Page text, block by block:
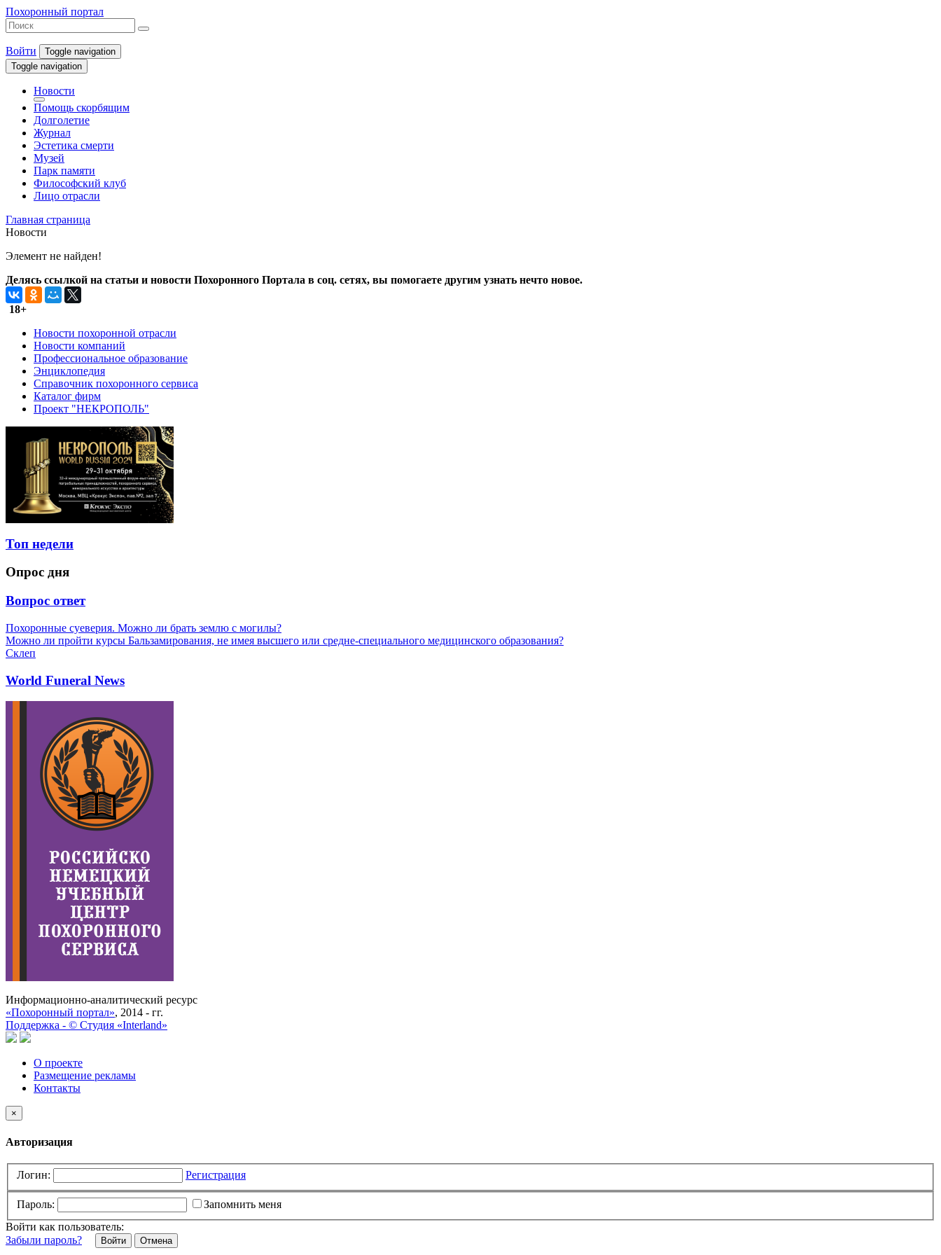
Похоронный портал
Войти
Toggle navigation
Toggle navigation
Новости
Помощь скорбящим
Долголетие
Журнал
Эстетика смерти
Музей
Парк памяти
Философский клуб
Лицо отрасли
Главная страница
Новости
Элемент не найден!
Делясь ссылкой на статьи и новости Похоронного Портала в соц. сетях, вы помогаете другим узнать нечто новое.
18+
Новости похоронной отрасли
Новости компаний
Профессиональное образование
Энциклопедия
Справочник похоронного сервиса
Каталог фирм
Проект "НЕКРОПОЛЬ"
Топ недели
Опрос дня
Вопрос ответ
Похоронные суеверия. Можно ли брать землю с могилы?
Можно ли пройти курсы Бальзамирования, не имея высшего или средне-специального медицинского образования?
Склеп
World Funeral News
Информационно-аналитический ресурс
«Похоронный портал», 2014 - гг.
Поддержка - © Cтудия «Interland»
О проекте
Размещение рекламы
Контакты
×
Авторизация
Логин: Регистрация
Пароль:
Запомнить меня
Войти как пользователь:
Забыли пароль?
Отмена